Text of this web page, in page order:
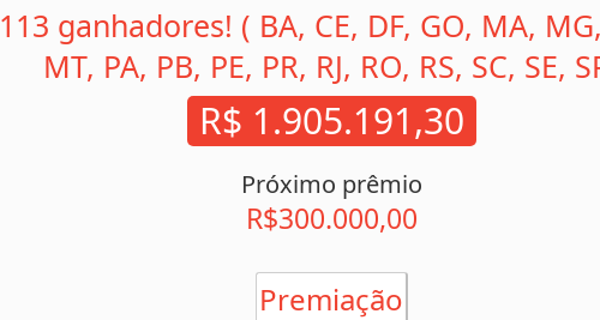
113 ganhadores! ( BA, CE, DF, GO, MA,
MT, PA, PB, PE, PR, RJ, RO, RS, SC, SE,
R$ 1.905.191,30
Próximo prêmio
R$300.000,00
Premiação